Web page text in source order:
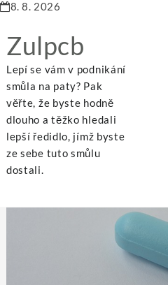
8. 8. 2026
Zulpcb
Lepí se vám v podnikání
smůla na paty? Pak
věřte, že byste hodně
dlouho a těžko hledali
lepší ředidlo, jímž byste
ze sebe tuto smůlu
dostali.
Home Nákupy Noční hrátky končí